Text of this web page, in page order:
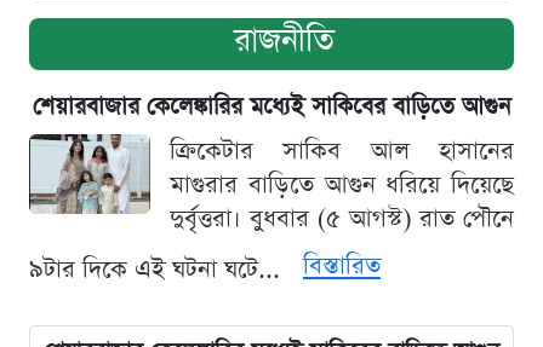
রাজনীতি
শেয়ারবাজার কেলেঙ্কারির মধ্যেই সাকিবের বাড়িতে আগুন
ক্রিকেটার সাকিব আল হাসানের
মাগুরার বাড়িতে আগুন ধরিয়ে দিয়েছে
দুর্বৃত্তরা। বুধবার (৫ আগস্ট) রাত পৌনে
৯টার দিকে এই ঘটনা ঘটে...
বিস্তারিত